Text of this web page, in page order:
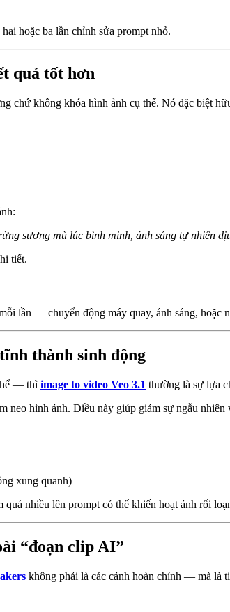
hoặc ba lần chỉnh sửa prompt nhỏ.
quả tốt hơn
chứ không khóa hình ảnh cụ thể. Nó đặc biệt
sương mù lúc bình minh, ánh sáng tự nhiên
tiết.
lần — chuyển động máy quay, ánh sáng, hoặc
thành sinh động
— thì image to video Veo 3.1 thường là sự lựa
neo hình ảnh. Điều này giúp giảm sự ngẫu
xung quanh)
nhiều lên prompt có thể khiến hoạt ảnh rối
“đoạn clip AI”
không phải là các cảnh hoàn chỉnh — mà là